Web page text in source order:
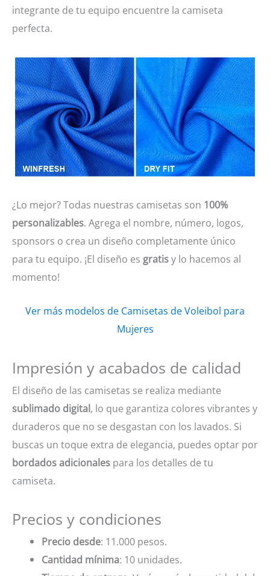
integrante de tu equipo encuentre la camiseta
perfecta.
¿Lo mejor? Todas nuestras camisetas son 100%
personalizables. Agrega el nombre, número, logos,
sponsors o crea un diseño completamente único
para tu equipo. ¡El diseño es gratisy lo hacemos al
momento!
Ver más modelos de Camisetas de Voleibol para
Mujeres
Impresión y acabados de calidad
El diseño de las camisetas se realiza mediante
sublimado digital, lo que garantiza colores vibrantes y
duraderos que no se desgastan con los lavados. Si
buscas un toque extra de elegancia, puedes optar por
bordados adicionales para los detalles de tu
camiseta.
Precios y condiciones
Precio desde: 11.000 pesos.
Cantidad mínima: 10 unidades.